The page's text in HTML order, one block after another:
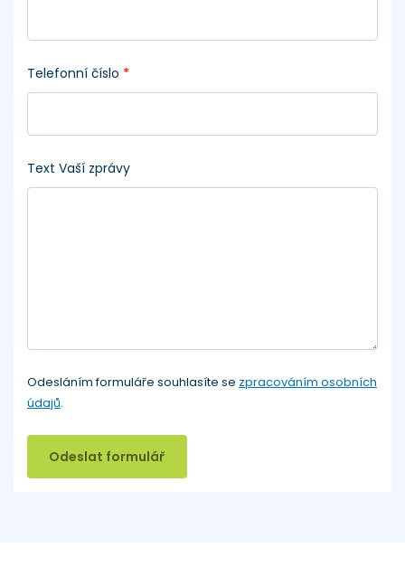
Telefonní číslo *
Text Vaší zprávy
Odesláním formuláře souhlasíte se zpracováním osobních
údajů.
Odeslat formulář